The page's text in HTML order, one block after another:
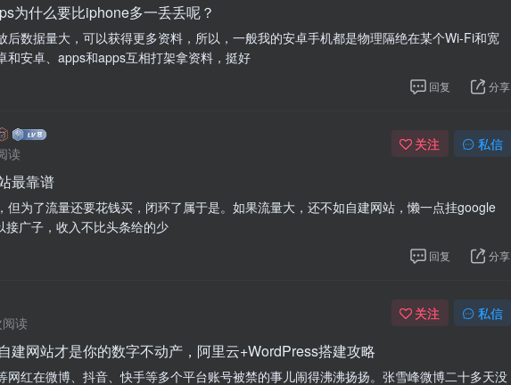
为什么要比iphone多一丢丢呢？
后数据量大，可以获得更多资料，所以，一般我的安卓手机都是物理隔绝在某个Wi-Fi和宽
和安卓、apps和apps互相打架拿资料，挺好
回复 分享
读
关注 私信
最靠谱
但为了流量还要花钱买，闭环了属于是。如果流量大，还不如自建网站，懒一点挂google
广子，收入不比头条给的少
回复 分享
读
关注 私信
建网站才是你的数字不动产，阿里云+WordPress搭建攻略
网红在微博、抖音、快手等多个平台账号被禁的事儿闹得沸沸扬扬。张雪峰微博二十多天没